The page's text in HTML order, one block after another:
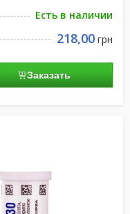
Есть в наличии
218,00 грн
Заказать